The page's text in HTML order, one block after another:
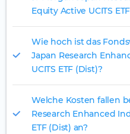
Equity Active UCITS
Wie hoch ist das
Japan Research
UCITS ETF (Dist)?
Welche Kosten fallen
Research Enhanced
ETF (Dist) an?